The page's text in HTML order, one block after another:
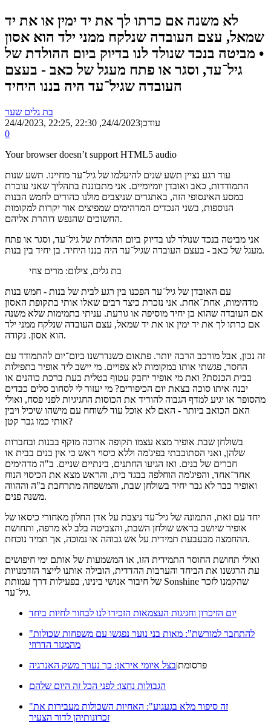
לא משנה אם כרתו לך את יד ימין או את יד
שמאל, עצם העובדה שנלקח ממני ילד הוא אסון
• מביטה בנכד שנולד לנו בדיוק ביום ההולדת של
גיל־עד, וסגר או פתח מעגל של כאב - בעצם
העובדה שגיל־עד היה בננו היחיד
בת גלים שער
24/4/2023, 22:25
, עודכן24/4/2023, 22:30
0
Your browser doesn’t support HTML5 audio
עוד רגע נציין תשע שנים להיעלמו של גיל־עד מחיינו. תשע שנות
התמודדות, כאב ואובדן יומיומיים. אני מתבוננת בתהליך שאני עוברת
במסע האינסופי הזה, באתגרים שניצבים מולנו כהורים לחמש הבנות
הנוספות, בשני הנכדים המדהימים שמפיצים אור יקרות למקומות
החשוכים שהנפש דוהרת אליהם.
אני מביטה בנכד שנולד לנו בדיוק ביום ההולדת של גיל־עד, וסגר או פתח
מעגל של כאב - בעצם העובדה שגיל־עד היה בננו היחיד. בן יחיד בין בנות.
בת גלים, צילום: מרים צחי
עם האובדן של גיל־עד הפכנו בין רגע לבית של בנות - חמש בנות
מדהימות, אחת־אחת. אני נזכרת כיצד רבים שאלו אותי בתקופת האסון
אם העובדה שהוא בן יחיד מוסיפה או גורעת. עניתי בתמימות שלא משנה
אם כרתו לך את יד ימין או את יד שמאל, עצם העובדה שנלקח ממני ילד
הוא אסון. נקודה.
זה נכון, אבל מורכב הרבה יותר. פתאום כשנדרשנו ביום־יום להתמודד עם
החסר, פגשתי אותו במקומות לא צפויים. מי יישב ליד אופיר בתפילות
בבית הכנסת? ואת מי אופיר יחבק עטוף בטלית בעת ברכת כוהנים או
יבנה איתו סוכה בצאת יום הכיפורים? מי יעזור לי לסחוב סלים כבדים
מהסופר או יגיע למדף הגבוה להוריד את הכוסות החגיגיות לפני פסח, ואולי
האם הכואב ביותר - האם לא אוכל עוד לשוחח עם מישהו שיכיל ויבין
אותי כמו גבר קטן?
בשולחן שבת אופיר מצא עצמו תקופה ארוכה מוקף בבנות ובחברות
שלהן, ואני הסתובבתי בפיג'מה וללא כיסוי ראש כי אין בנים בבית או
חברים של בנים. ואז הגיעו החתנים, בינתיים שניים. ב"ה מדהימים
אחד־אחד, והפיג'מה הוחלפה בבגד בית, והראש מצא את הכיסוי הנוח
ואופיר כבר לא גבר יחיד בשולחן שבת, והמשפחה מתרחבת ב"ה וההווה
משנה פנים.
יחד עם זאת, התמונה של גיל־עד ניצבת על אדן החלון מאחורי כיסאו של
אופיר שיושב בראש שולחן השבת, והצביטה בלב לא מרפה, ותחושת
ההחמצה מבעבעת תמידית על אש גבוהה או נמוכה, אך תמיד נוכחת.
ואולי תחושת החוסר התמידית הזו, או המשמעות של אותם ימי חיפושים
עת הרגשנו את הביחד והערבות ההדדית, הובילה אותנו לייצר הזדמנויות
של חיבור אנושי בינינו, בפעילות דרך עמותת Sonshine שהקמנו לזכר
גיל־עד.
יום הזיכרון וחגיגות העצמאות הזכירו לנו לבחור לחיות ביחד
"להתחבר למורשת": מאות בני נוער נפגשו עם משפחות שכולות
מהמגזר הדרוזי
פרסומת|בצל איומי איראן: כך נערך משק האנרגיה
הגבולות נחצו: לפני הכל זה היום שלהם
"זה סיפור מלא בגעגוע": האחיות השכולות מעבירות את
זכרונותיהן לדור הצעיר